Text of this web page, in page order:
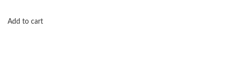
Add to cart